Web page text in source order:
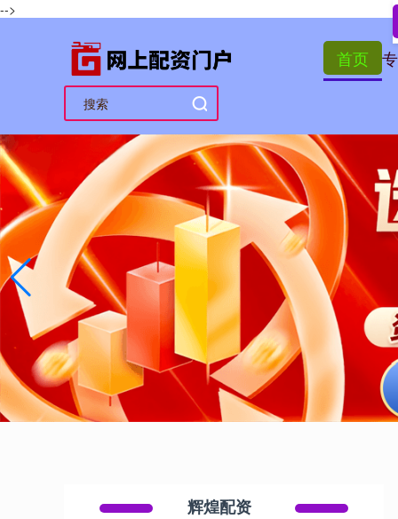
-->
首页
辉煌配资